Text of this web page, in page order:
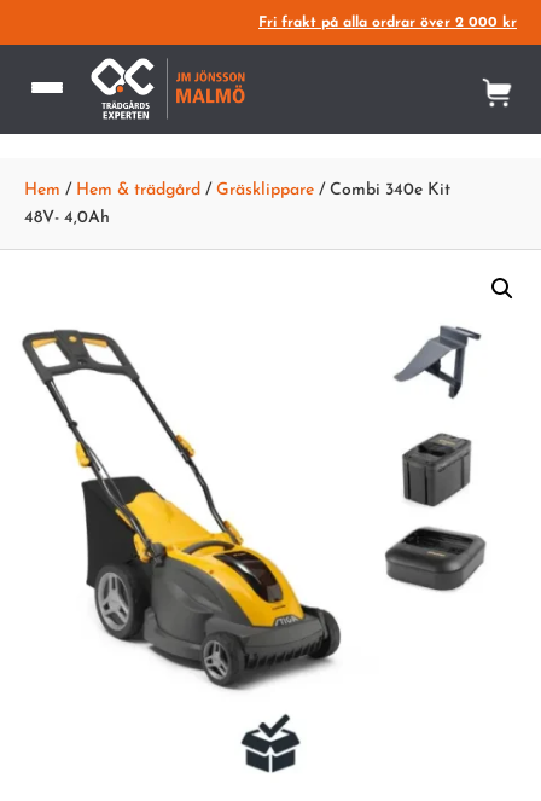
Fri frakt på alla ordrar över 2 000 kr
Hem / Hem & trädgård / Gräsklippare / Combi 340e Kit
48V- 4,0Ah